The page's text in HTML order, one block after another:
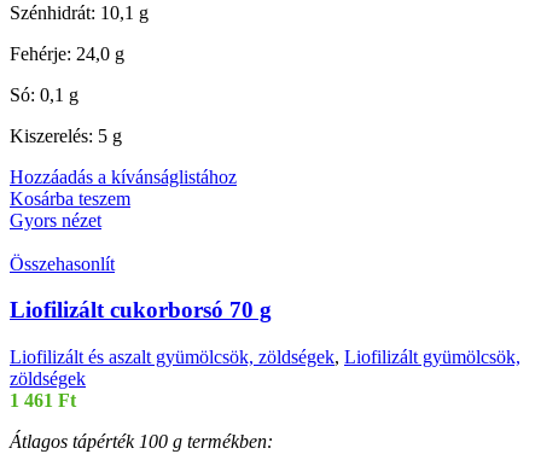
Szénhidrát: 10,1 g
Fehérje: 24,0 g
Só: 0,1 g
Kiszerelés: 5 g
Hozzáadás a kívánságlistához
Kosárba teszem
Gyors nézet
Összehasonlít
Liofilizált cukorborsó 70 g
Liofilizált és aszalt gyümölcsök, zöldségek, Liofilizált gyümölcsök,
zöldségek
1 461 Ft
Átlagos tápérték 100 g termékben: